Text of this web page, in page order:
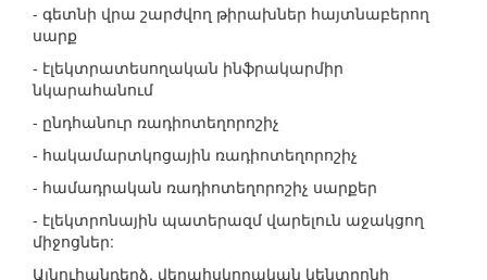
- գետնի վրա շարժվող թիրախներ հայտնաբերող
սարք
- էլեկտրատեսողական ինֆրակարմիր
նկարահանում
- ընդհանուր ռադիոտեղորոշիչ
- հակամարտկոցային ռադիոտեղորոշիչ
- համադրական ռադիոտեղորոշիչ սարքեր
- էլեկտրոնային պատերազմ վարելուն աջակցող
միջոցներ:
Այնուհանդերձ, վերահսկողական կենտրոնի